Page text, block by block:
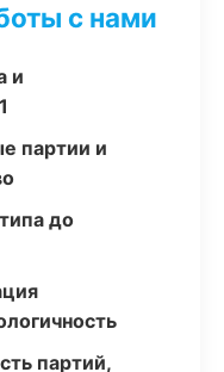
с нами
и
партии и
до
партий,